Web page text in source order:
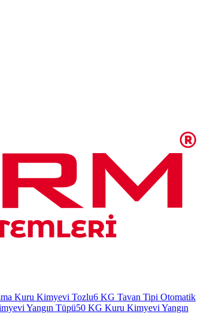
Kuru Kimyevi Tozlu6 KG Tavan Tipi Otomatik
Yangın Tüpü50 KG Kuru Kimyevi Yangın